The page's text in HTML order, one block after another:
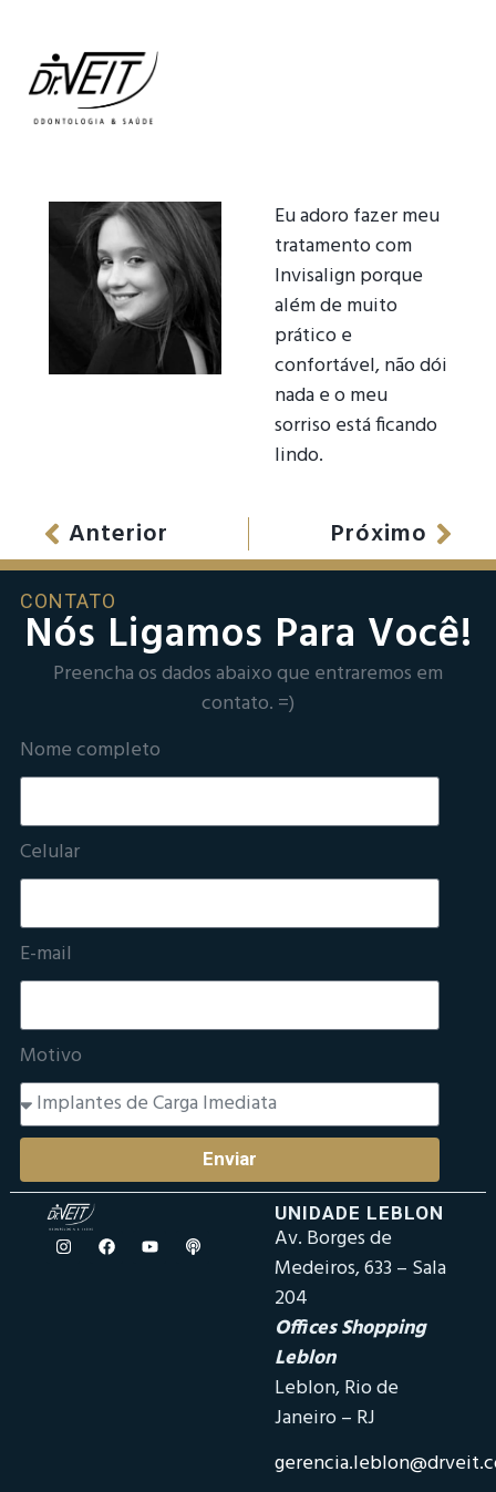
Eu adoro fazer meu
tratamento com
Invisalign porque
além de muito
prático e
confortável, não dói
nada e o meu
sorriso está ficando
lindo.
Anterior Próximo
CONTATO
Nós Ligamos Para Você!
Preencha os dados abaixo que entraremos em
contato. =)
Nome completo
Celular
E-mail
Motivo
Enviar
UNIDADE LEBLON
Av. Borges de
Medeiros, 633 – Sala
204
Offices Shopping
Leblon
Leblon, Rio de
Janeiro – RJ